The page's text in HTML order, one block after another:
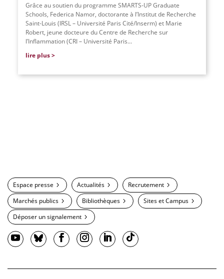
Grâce au soutien du programme SMARTS-UP Graduate
Schools, Federica Namor, doctorante à l’Institut de Recherche
Saint-Louis (IRSL – Université Paris Cité/Inserm) et Marie
Robert, jeune docteure du Centre de Recherche sur
l’Inflammation (CRI – Université Paris...
lire plus
Espace presse Actualités
Recrutement
Marchés publics
Bibliothèques
Sites et Campus
Déposer un signalement